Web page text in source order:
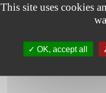
This site uses cookies
OK, accept all